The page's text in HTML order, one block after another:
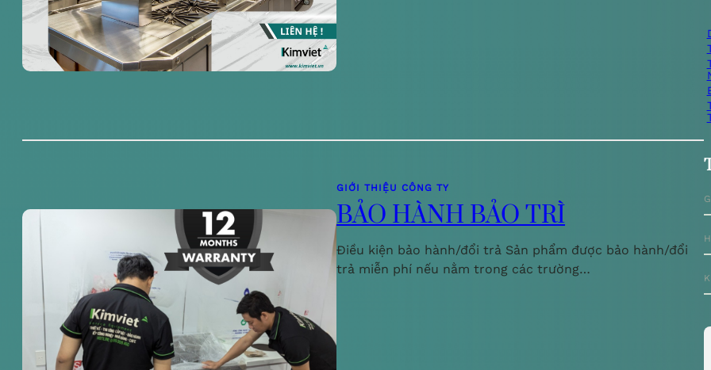
GIỚI THIỆU CÔNG TY
BẢO HÀNH BẢO TRÌ
Điều kiện bảo hành/đổi trả Sản phẩm được bảo hành/đổi
trả miễn phí nếu nằm trong các trường…
i